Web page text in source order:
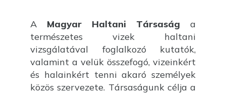
A Magyar Haltani Társaság a
természetes vizek haltani
vizsgálatával foglalkozó kutatók,
valamint a velük összefogó, vizeinkért
és halainkért tenni akaró személyek
közös szervezete. Társaságunk célja a